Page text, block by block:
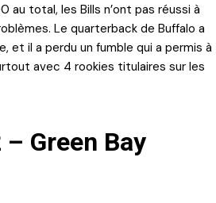
total, les Bills n’ont pas réussi à
Le quarterback de Buffalo a
et il a perdu un fumble qui a permis à
avec 4 rookies titulaires sur les
Green Bay